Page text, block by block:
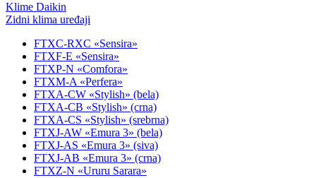
Klime Daikin
Zidni klima uređaji
FTXC-RXC «Sensira»
FTXF-E «Sensira»
FTXP-N «Comfora»
FTXM-A «Perfera»
FTXA-CW «Stylish» (bela)
FTXA-CB «Stylish» (crna)
FTXA-CS «Stylish» (srebrna)
FTXJ-AW «Emura 3» (bela)
FTXJ-AS «Emura 3» (siva)
FTXJ-AB «Emura 3» (crna)
FTXZ-N «Ururu Sarara»